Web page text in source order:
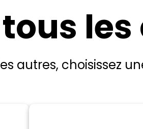
autres, choisissez